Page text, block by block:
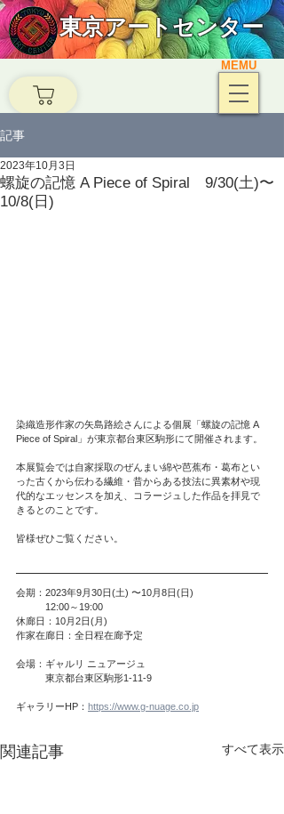
東京アートセンター
MEMU
記事
螺旋の記憶 A Piece of Spiral 9/30(土)〜
10/8(日)
2023年10月3日
染織造形作家の矢島路絵さんによる個展「螺旋の記憶 A
Piece of Spiral」が東京都台東区駒形にて開催されます。
本展覧会では自家採取のぜんまい綿や芭蕉布・葛布とい
った古くから伝わる繊維・昔からある技法に異素材や現
代的なエッセンスを加え、コラージュした作品を拝見で
きるとのことです。
皆様ぜひご覧ください。
会期：2023年9月30日(土) 〜10月8日(日)
12:00～19:00
休廊日：10月2日(月)
作家在廊日：全日程在廊予定
会場：ギャルリ ニュアージュ
東京都台東区駒形1-11-9
ギャラリーHP： https://www.g-nuage.co.jp
関連記事 すべて表示